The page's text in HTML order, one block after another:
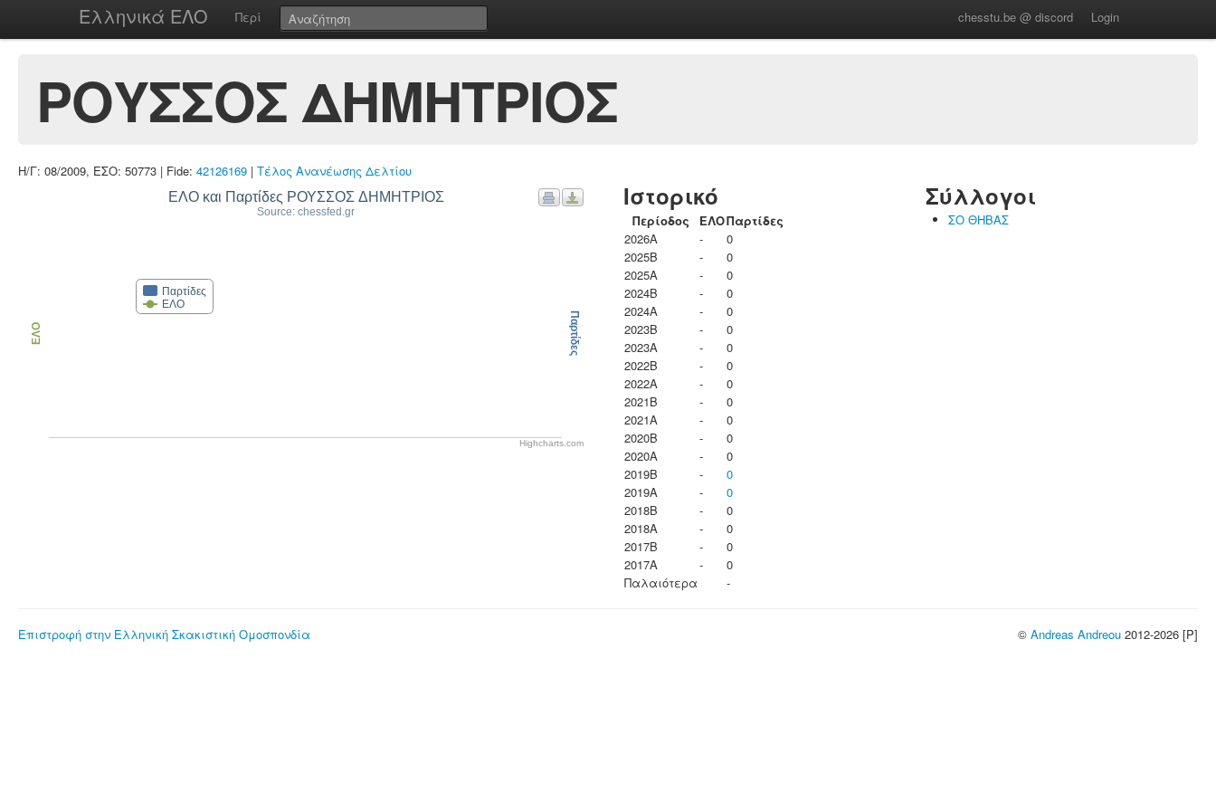
Ελληνικά ΕΛΟ Περί chesstu.be @ discord Login
ΡΟΥΣΣΟΣ ΔΗΜΗΤΡΙΟΣ
Η/Γ: 08/2009, ΕΣΟ: 50773 | Fide: 42126169 | Τέλος Ανανέωσης Δελτίου
ΕΛΟ και Παρτίδες ΡΟΥΣΣΟΣ ΔΗΜΗΤΡΙΟΣ
Source: chessfed.gr
Παρτίδες
ΕΛΟ
ΕΛΟ Παρτίδες
Highcharts.com
Ιστορικό
Περίοδος ΕΛΟΠαρτίδες
2026A
-
0
2025B
-
0
2025A
-
0
2024B
-
0
2024A
-
0
2023B
-
0
2023Α
-
0
2022B
-
0
2022A
-
0
2021B
-
0
2021A
-
0
2020B
-
0
2020A
-
0
2019B
-
0
2019A
-
0
2018B
-
0
2018A
-
0
2017B
-
0
2017A
-
0
Παλαιότερα
-
Σύλλογοι
ΣΟ ΘΗΒΑΣ
Επιστροφή στην Ελληνική Σκακιστική Ομοσπονδία © Andreas Andreou 2012-2026 [P]